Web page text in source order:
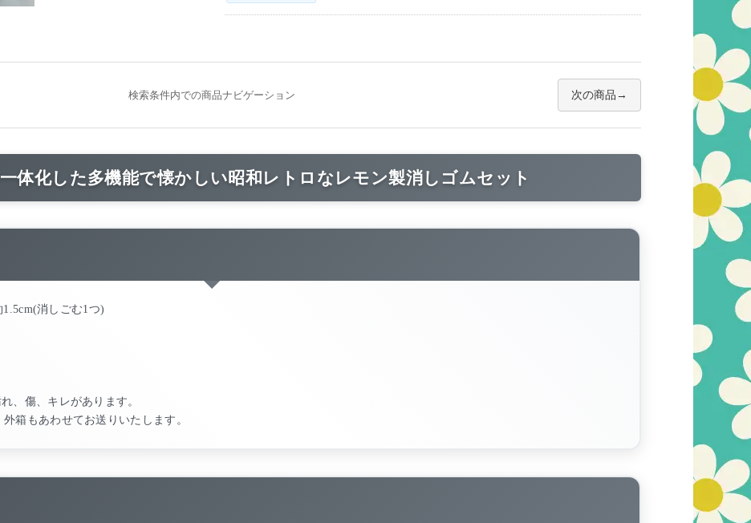
検索条件内での商品ナビゲーション 次の商品
体化した多機能で懐かしい昭和レトロなレモン製消しゴムセット
消しごむ1つ)
、傷、キレがあります。
箱もあわせてお送りいたします。